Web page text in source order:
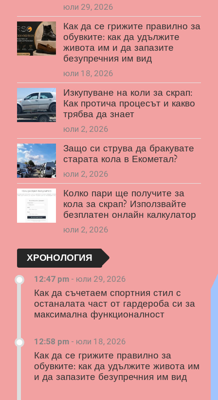
юли 29, 2026
Как да се грижите правилно за
обувките: как да удължите
живота им и да запазите
безупречния им вид
юли 18, 2026
Изкупуване на коли за скрап:
Как протича процесът и какво
трябва да знает
юли 2, 2026
Защо си струва да бракувате
старата кола в Екометал?
юли 2, 2026
Колко пари ще получите за
кола за скрап? Използвайте
безплатен онлайн калкулатор
юли 2, 2026
ХРОНОЛОГИЯ
12:47 pm - юли 29, 2026
Как да съчетаем спортния стил с
останалата част от гардероба си за
максимална функционалност
12:58 pm - юли 18, 2026
Как да се грижите правилно за
обувките: как да удължите живота им
и да запазите безупречния им вид